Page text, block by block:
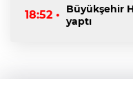
18:52 •
Büyükşehir
yaptı